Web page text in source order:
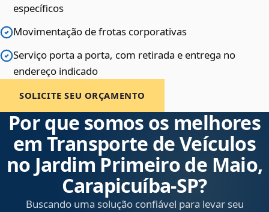
específicos
Movimentação de frotas corporativas
Serviço porta a porta, com retirada e entrega no
endereço indicado
SOLICITE SEU ORÇAMENTO
Por que somos os melhores
em Transporte de Veículos
no Jardim Primeiro de Maio,
Carapicuíba‑SP?
Buscando uma solução confiável para levar seu